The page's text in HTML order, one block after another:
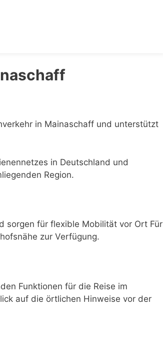
in Mainaschaff und unterstützt
in Deutschland und
Region.
sorgen für flexible Mobilität vor Ort Für
zur Verfügung.
Funktionen für die Reise im
auf die örtlichen Hinweise vor der